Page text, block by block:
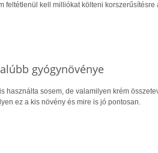
feltétlenül kell milliókat költeni korszerűsítésre
gyógynövénye
használta sosem, de valamilyen krém
ez a kis növény és mire is jó pontosan.